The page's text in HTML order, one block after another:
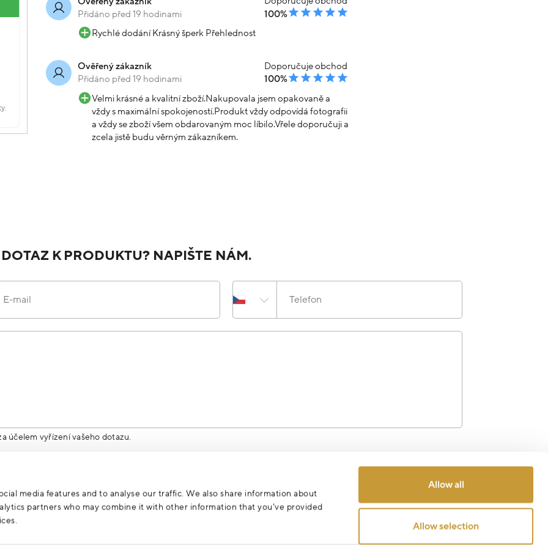
media features and to analyse our traffic. We also share information about
partners who may combine it with other information that you’ve provided
Allow all
Allow selection
Přidáno před 19 hodinami
100%
Rychlé dodání Krásný šperk Přehlednost
Ověřený zákazník
Přidáno před 19 hodinami
Doporučuje obchod
100%
Velmi krásné a kvalitní zboží.Nakupovala jsem opakovaně a
vždy s maximální spokojeností.Produkt vždy odpovídá fotografii
a vždy se zboží všem obdarovaným moc líbilo.Vřele doporučuji a
zcela jistě budu věrným zákazníkem.
K PRODUKTU? NAPIŠTE NÁM.
E-mail Telefon
účelem vyřízení vašeho dotazu.
Odeslat